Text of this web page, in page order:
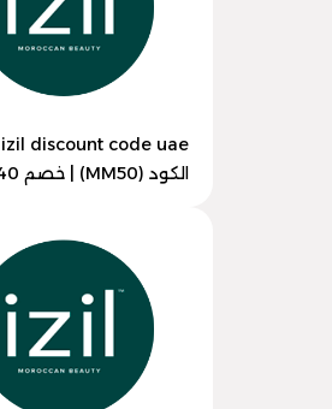
الكود (MM50) | خصم 40% الآن